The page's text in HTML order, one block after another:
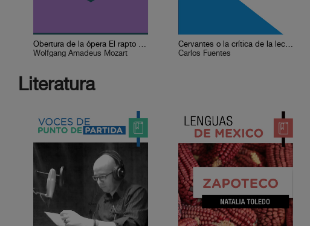
Obertura de la ópera El rapto en el serrallo
Wolfgang Amadeus Mozart
Cervantes o la crítica de la lectura
Carlos Fuentes
Literatura